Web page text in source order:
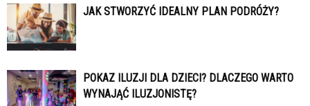
JAK STWORZYĆ IDEALNY PLAN PODRÓŻY?
POKAZ ILUZJI DLA DZIECI? DLACZEGO WARTO
WYNAJĄĆ ILUZJONISTĘ?